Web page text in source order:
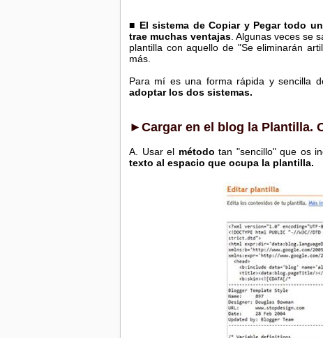
■ El sistema de Copiar y Pegar todo
trae muchas ventajas . Algunas veces se
plantilla con aquello de "Se eliminarán
más.
Para mí es una forma rápida y sencilla
adoptar los dos sistemas.
►Cargar en el blog la Plantilla.
A. Usar el método tan "sencillo" que os
texto al espacio que ocupa la plantilla.